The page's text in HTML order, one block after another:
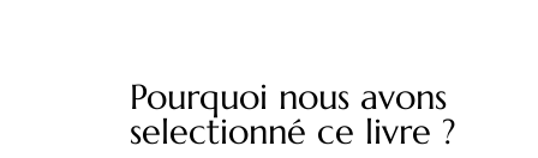
Pourquoi nous avons
selectionné ce livre ? ​